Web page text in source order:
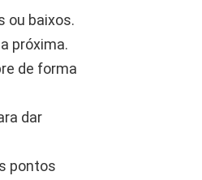
ou baixos.
próxima.
de forma
dar
pontos